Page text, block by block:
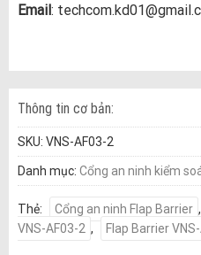
Email :
Thông tin cơ bản:
SKU: VNS-AF03-2
Danh mục: Cổng an ninh kiểm
Thẻ: Cổng an ninh Flap Barrier ,
VNS-AF03-2 , Flap Barrier